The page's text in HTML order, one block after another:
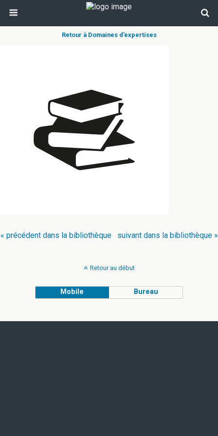
Retour à Domaines d’expertises
« précédent dans la bibliothèque suivant dans la bibliothèque »
Retour au début
Mobile Bureau